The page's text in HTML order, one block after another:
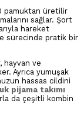
pamuktan üretilir
sağlar. Şort
hareket
sürecinde pratik bir
hayvan ve
Ayrıca yumuşak
hassas cildini
pijama takımı
da çeşitli kombin